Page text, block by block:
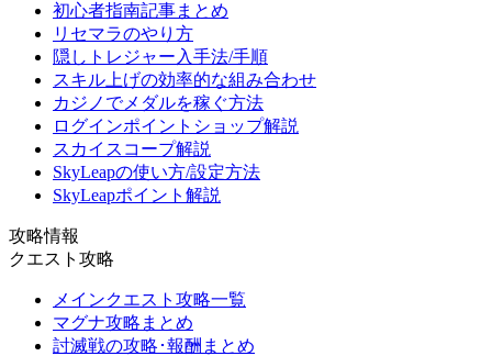
初心者指南記事まとめ
リセマラのやり方
隠しトレジャー入手法/手順
スキル上げの効率的な組み合わせ
カジノでメダルを稼ぐ方法
ログインポイントショップ解説
スカイスコープ解説
SkyLeapの使い方/設定方法
SkyLeapポイント解説
攻略情報
クエスト攻略
メインクエスト攻略一覧
マグナ攻略まとめ
討滅戦の攻略･報酬まとめ